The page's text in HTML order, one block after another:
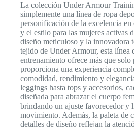
La colección Under Armour
simplemente una línea de ropa
personificación de la excelencia
y el estilo para las mujeres activas
diseño meticuloso y la innovadora
tejido de Under Armour, esta línea
entrenamiento ofrece más que solo
proporciona una experiencia
comodidad, rendimiento y
leggings hasta tops y accesorios,
diseñada para abrazar el cuerpo
brindando un ajuste favorecedor y
movimiento. Además, la paleta de
detalles de diseño reflejan la